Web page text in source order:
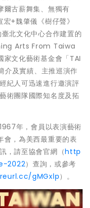
爾古薪舞集、無獨有
+魏肇儀《樹仔聲》
北文化中心合作建置的
Arts From Taiwa
家文化藝術基金會「TAI
介及實績、主推巡演作
紀人可迅速進行邀演評
術團隊國際知名度及拓
年，會員以表演藝術
會，為美西最重要的表
，請至協會官網（http
2022）查詢，或參考
gMGxlp）。